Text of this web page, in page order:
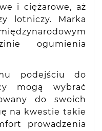
i ciężarowe, aż
lotniczy. Marka
ogumienia
podejściu do
mogą wybrać
do swoich
na kwestie takie
prowadzenia